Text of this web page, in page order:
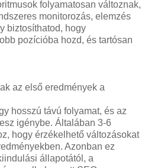
folyamatosan változnak,
monitorozás, elemzés
biztosíthatod, hogy
pozícióba hozd, és tartósan
az első eredmények a
hosszú távú folyamat, és az
igénybe. Általában 3-6
hogy érzékelhető változásokat
Azonban ez
állapotától, a